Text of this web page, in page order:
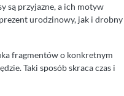
są przyjazne, a ich motyw
urodzinowy, jak i drobny
fragmentów o konkretnym
Taki sposób skraca czas i